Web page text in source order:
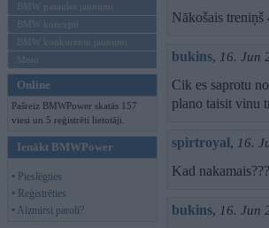
BMW pasaules jaunumi
BMW koncepti
BMW konkurentu jaunumi
Moto
Online
Pašreiz BMWPower skatās 157
viesi un 5 reģistrēti lietotāji.
Ienākt BMWPower
• Pieslēgties
• Reģistrēties
• Aizmirsi paroli?
Nākošais
bukins, 16. Jun
Cik es saprotu
plano taisit vinu
spirtroyal, 16.
Kad nakamais???
bukins, 16. Jun